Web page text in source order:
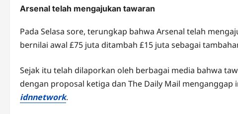
Arsenal telah mengajukan tawaran
Pada Selasa sore, terungkap bahwa Arsenal telah
bernilai awal £75 juta ditambah £15 juta sebagai
Sejak itu telah dilaporkan oleh berbagai media bahwa
dengan proposal ketiga dan The Daily Mail
idnnetwork.